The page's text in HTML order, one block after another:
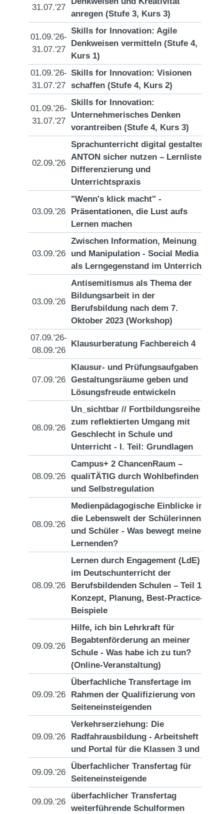
31.07.'27
anregen (Stufe 3, Kurs 3)
01.09.'26-
31.07.'27
Skills for Innovation: Agile
Denkweisen vermitteln (Stufe 4,
Kurs 1)
01.09.'26-
31.07.'27
Skills for Innovation: Visionen
schaffen (Stufe 4, Kurs 2)
01.09.'26-
31.07.'27
Skills for Innovation:
Unternehmerisches Denken
vorantreiben (Stufe 4, Kurs 3)
02.09.'26
Sprachunterricht digital gestalten:
ANTON sicher nutzen – Lernlisten,
Differenzierung und
Unterrichtspraxis
03.09.'26
"Wenn's klick macht" -
Präsentationen, die Lust aufs
Lernen machen
03.09.'26
Zwischen Information, Meinung
und Manipulation - Social Media
als Lerngegenstand im Unterricht
03.09.'26
Antisemitismus als Thema der
Bildungsarbeit in der
Berufsbildung nach dem 7.
Oktober 2023 (Workshop)
07.09.'26-
08.09.'26
Klausurberatung Fachbereich 4
07.09.'26
Klausur- und Prüfungsaufgaben
Gestaltungsräume geben und
Lösungsfreude entwickeln
08.09.'26
Un_sichtbar // Fortbildungsreihe
zum reflektierten Umgang mit
Geschlecht in Schule und
Unterricht - I. Teil: Grundlagen
08.09.'26
Campus+ 2 ChancenRaum –
qualiTÄTIG durch Wohlbefinden
und Selbstregulation
08.09.'26
Medienpädagogische Einblicke in
die Lebenswelt der Schülerinnen
und Schüler - Was bewegt meine
Lernenden?
08.09.'26
Lernen durch Engagement (LdE)
im Deutschunterricht der
Berufsbildenden Schulen – Teil 1:
Konzept, Planung, Best-Practice-
Beispiele
09.09.'26
Hilfe, ich bin Lehrkraft für
Begabtenförderung an meiner
Schule - Was habe ich zu tun?
(Online-Veranstaltung)
09.09.'26
Überfachliche Transfertage im
Rahmen der Qualifizierung von
Seiteneinsteigenden
09.09.'26
Verkehrserziehung: Die
Radfahrausbildung - Arbeitsheft
und Portal für die Klassen 3 und 4
09.09.'26
Überfachlicher Transfertag für
Seiteneinsteigende
09.09.'26
überfachlicher Transfertag
weiterführende Schulformen